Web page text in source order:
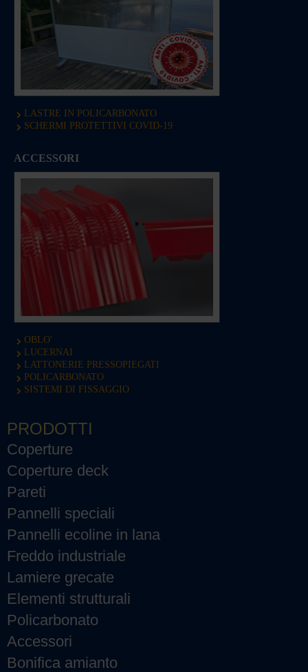
LASTRE IN POLICARBONATO
SCHERMI PROTETTIVI COVID-19
ACCESSORI
OBLO'
LUCERNAI
LATTONERIE PRESSOPIEGATI
POLICARBONATO
SISTEMI DI FISSAGGIO
PRODOTTI
Coperture
Coperture deck
Pareti
Pannelli speciali
Pannelli ecoline in lana
Freddo industriale
Lamiere grecate
Elementi strutturali
Policarbonato
Accessori
Bonifica amianto